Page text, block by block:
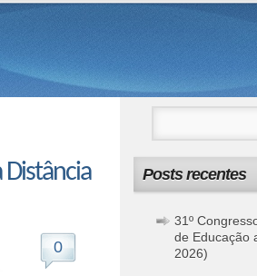
Distância
0
Posts recentes
31º
de Educação
2026)